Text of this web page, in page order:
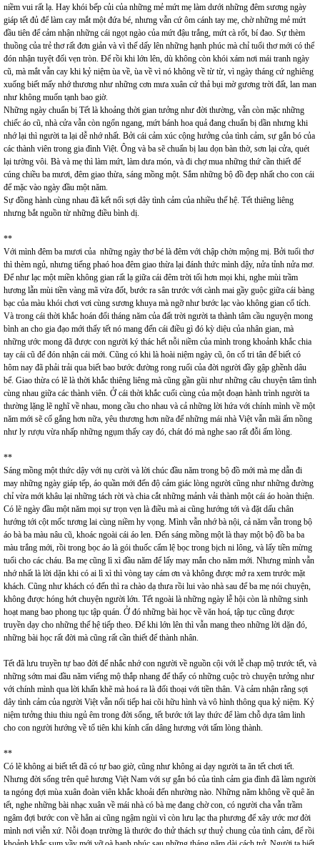
niềm vui rất lạ. Hay khói bếp củi của những mẻ mứt mẹ làm dưới những đêm sương ngày
giáp tết đủ để làm cay mắt một đứa bé, nhưng vẫn cứ ôm cánh tay mẹ, chờ những mẻ mứt
đầu tiên để cảm nhận những cái ngọt ngào của mứt đậu trắng, mứt cà rốt, bí đao. Sự thèm
thuồng của trẻ thơ rất đơn giản và vì thế dấy lên những hạnh phúc mà chỉ tuổi thơ mới có thể
đón nhận tuyệt đối vẹn tròn. Để rồi khi lớn lên, dù không còn khói xám nơi mái tranh ngày
cũ, mà mắt vẫn cay khi kỷ niệm ùa về, ùa về vì nó không về từ từ, vì ngày tháng cứ nghiêng
xuống biết mấy nhớ thương như những cơn mưa xuân cứ thả bụi mờ gương trời đất, lan man
như không muốn tạnh bao giờ.
Những ngày chuẩn bị Tết là khoảng thời gian tưởng như đời thường, vẫn còn mặc những
chiếc áo cũ, nhà cửa vẫn còn ngổn ngang, mứt bánh hoa quả đang chuẩn bị dần nhưng khi
nhớ lại thì người ta lại dễ nhớ nhất. Bởi cái cảm xúc cộng hưởng của tình cảm, sự gắn bó của
các thành viên trong gia đình Việt. Ông và ba sẽ chuẩn bị lau dọn bàn thờ, sơn lại cửa, quét
lại tường vôi. Bà và mẹ thì làm mứt, làm dưa món, và đi chợ mua những thứ cần thiết để
cúng chiều ba mươi, đêm giao thừa, sáng mồng một. Sắm những bộ đồ đẹp nhất cho con cái
để mặc vào ngày đầu một năm.
Sự đồng hành cùng nhau đã kết nối sợi dây tình cảm của nhiều thế hệ. Tết thiêng liêng
nhưng bắt nguồn từ những điều bình dị.
**
Với mình đêm ba mươi của những ngày thơ bé là đêm với chập chờn mộng mị. Bởi tuổi thơ
thì thèm ngủ, nhưng tiếng phaó hoa đêm giao thừa lại đánh thức mình dậy, nửa tỉnh nửa mơ.
Để như lạc một miền không gian rất lạ giữa cái đêm trời tối hơn mọi khi, nghe mùi trầm
hương lẫn mùi tiền vàng mã vừa đốt, bước ra sân trước với cành mai gầy guộc giữa cái bàng
bạc của màu khói chơi vơi cùng sương khuya mà ngỡ như bước lạc vào không gian cổ tích.
Và trong cái thời khắc hoán đổi tháng năm của đất trời người ta thành tâm cầu nguyện mong
bình an cho gia đạo mới thấy tết nó mang đến cái điều gì đó kỳ diệu của nhân gian, mà
những ước mong đã được con người ký thác hết nỗi niềm của mình trong khoảnh khắc chia
tay cái cũ để đón nhận cái mới. Cũng có khi là hoài niệm ngày cũ, ôn cố tri tân để biết có
hôm nay đã phải trải qua biết bao bước đường rong ruổi của đời người đầy gập ghềnh dâu
bể. Giao thừa có lẽ là thời khắc thiêng liêng mà cũng gần gũi như những câu chuyện tâm tình
cùng nhau giữa các thành viên. Ở cái thời khắc cuối cùng của một đoạn hành trình người ta
thường lặng lẽ nghĩ về nhau, mong cầu cho nhau và cả những lời hứa với chính mình về một
năm mới sẽ cố gắng hơn nữa, yêu thương hơn nữa để những mái nhà Việt vẫn mãi ấm nồng
như ly rượu vừa nhấp những ngụm thấy cay đó, chát đó mà nghe sao rất đỗi ấm lòng.
**
Sáng mồng một thức dậy với nụ cười và lời chúc đầu năm trong bộ đồ mới mà mẹ dẫn đi
may những ngày giáp tếp, áo quần mới đến độ cảm giác lòng người cũng như những đường
chỉ vừa mới khâu lại những tách rời và chia cắt những mảnh vải thành một cái áo hoàn thiện.
Có lẽ ngày đầu một năm mọi sự trọn vẹn là điều mà ai cũng hướng tới và đặt dấu chân
hướng tới cột mốc tương lai cùng niềm hy vọng. Mình vẫn nhớ bà nội, cả năm vẫn trong bộ
áo bà ba màu nâu cũ, khoác ngoài cái áo len. Đến sáng mồng một là thay một bộ đồ ba ba
màu trắng mới, rồi trong bọc áo là gói thuốc cẩm lệ bọc trong bịch ni lông, và lấy tiền mừng
tuổi cho các cháu. Ba mẹ cũng lì xì đầu năm để lấy may mắn cho năm mới. Nhưng mình vẫn
nhớ nhất là lời dặn khi có ai lì xì thì vòng tay cám ơn và không được mở ra xem trước mặt
khách. Cũng như khách có đến thì ra chào dạ thưa rồi lui vào nhà sau để ba mẹ nói chuyện,
không được hóng hớt chuyện người lớn. Tết ngoài là những ngày lễ hội còn là những sinh
hoạt mang bao phong tục tập quán. Ở đó những bài học về văn hoá, tập tục cũng được
truyền dạy cho những thế hệ tiếp theo. Để khi lớn lên thì vẫn mang theo những lời dặn đó,
những bài học rất đời mà cũng rất cần thiết để thành nhân.
Tết đã lưu truyền tự bao đời để nhắc nhớ con người về nguồn cội với lễ chạp mộ trước tết, và
những sớm mai đầu năm viếng mộ thắp nhang để thấy có những cuộc trò chuyện tưởng như
với chính mình qua lời khấn khẽ mà hoá ra là đối thoại với tiền thân. Và cảm nhận rằng sợi
dây tình cảm của người Việt vẫn nối tiếp hai cõi hữu hình và vô hình thông qua kỷ niệm. Kỷ
niệm tưởng thiu thiu ngủ êm trong đời sống, tết bước tới lay thức để làm chỗ dựa tâm linh
cho con người hướng về tổ tiên khi kính cẩn dâng hương với tấm lòng thành.
**
Có lẽ không ai biết tết đã có tự bao giờ, cũng như không ai dạy người ta ăn tết chơi tết.
Nhưng đời sống trên quê hương Việt Nam với sự gắn bó của tình cảm gia đình đã làm người
ta ngóng đợi mùa xuân đoàn viên khắc khoải đến nhường nào. Những năm không về quê ăn
tết, nghe những bài nhạc xuân về mái nhà có bà mẹ đang chờ con, có người cha vẫn trầm
ngâm đợi bước con về hẳn ai cũng ngậm ngùi vì còn lưu lạc tha phương để xây ước mơ đời
mình nơi viễn xứ. Nỗi đoạn trường là thước đo thử thách sự thuỷ chung của tình cảm, để rồi